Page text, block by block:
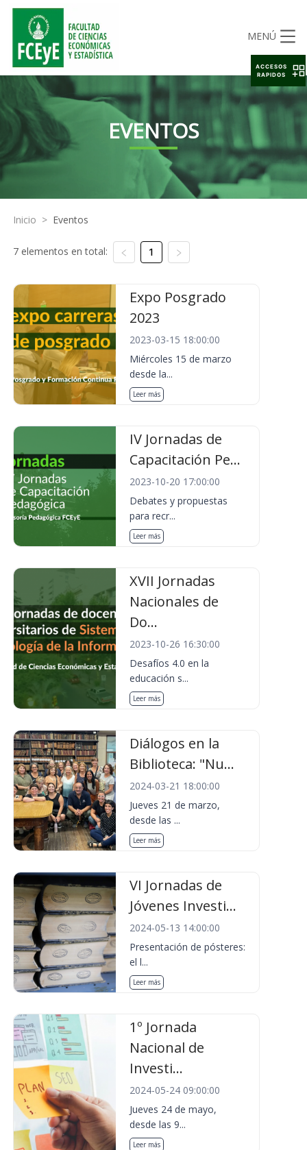
MENÚ
EVENTOS
Inicio > Eventos
7 elementos en total: 1
Expo Posgrado
2023
2023-03-15 18:00:00
Miércoles 15 de marzo
desde la...
Leer más
IV Jornadas de
Capacitación Pe...
2023-10-20 17:00:00
Debates y propuestas
para recr...
Leer más
XVII Jornadas
Nacionales de
Do...
2023-10-26 16:30:00
Desafíos 4.0 en la
educación s...
Leer más
Diálogos en la
Biblioteca: "Nu...
2024-03-21 18:00:00
Jueves 21 de marzo,
desde las ...
Leer más
VI Jornadas de
Jóvenes Investi...
2024-05-13 14:00:00
Presentación de pósteres:
el l...
Leer más
1º Jornada
Nacional de
Investi...
2024-05-24 09:00:00
Jueves 24 de mayo,
desde las 9...
Leer más
ACCESOS
RAPIDOS